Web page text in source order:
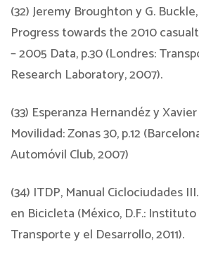
(32) Jeremy Broughton y G.
Progress towards the 2010
– 2005 Data, p.30 (Londres:
Research Laboratory, 2007).
(33) Esperanza Hernandéz y
Movilidad: Zonas 30, p.12
Automóvil Club, 2007)
(34) ITDP, Manual Ciclociudades
en Bicicleta (México, D.F.:
Transporte y el Desarrollo, 2011).